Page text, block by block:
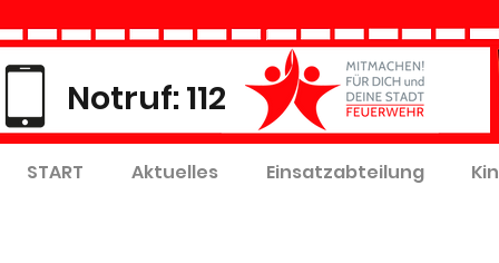
Notruf: 112
START Aktuelles Einsatzabteilung